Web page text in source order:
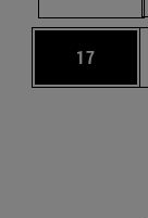
Página
17